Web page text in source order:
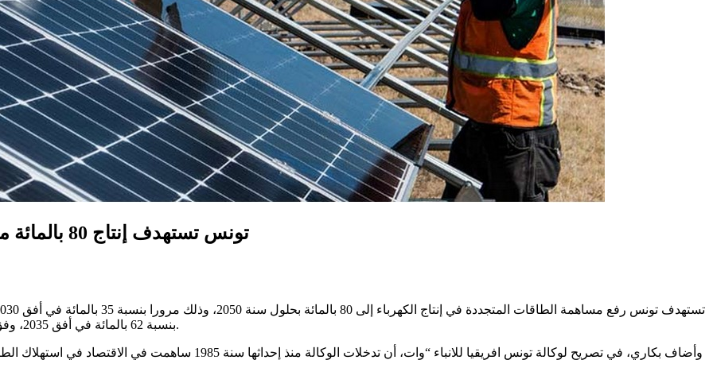
تونس تستهدف إنتاج 80 بالمائة من الكهرباء من الطاقات المتجددة بحلول 2050
بنسبة 62 بالمائة في أفق 2035، وفق ما اكده المدير العام للوكالة الوطنية للتحكم في الطاقة، نافع بكاري.